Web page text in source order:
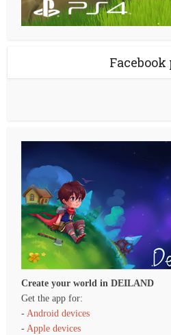
Facebook
Create your world in DEILAND
Get the app for:
-Android devices
-Apple devices